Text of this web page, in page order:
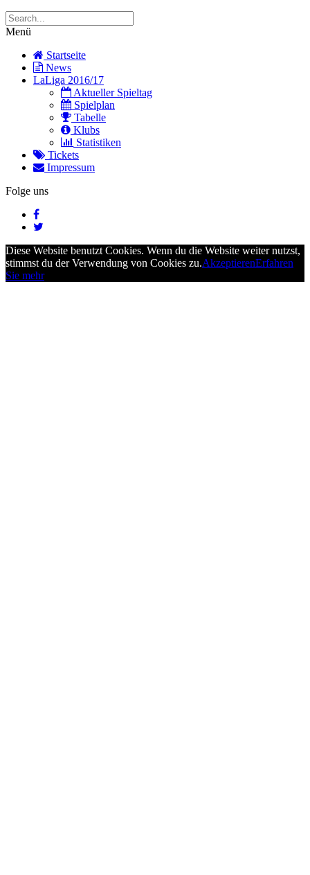
Menü
Startseite
News
LaLiga 2016/17
Aktueller Spieltag
Spielplan
Tabelle
Klubs
Statistiken
Tickets
Impressum
Folge uns
Diese Website benutzt Cookies. Wenn du die Website weiter nutzst,
stimmst du der Verwendung von Cookies zu.AkzeptierenErfahren
Sie mehr